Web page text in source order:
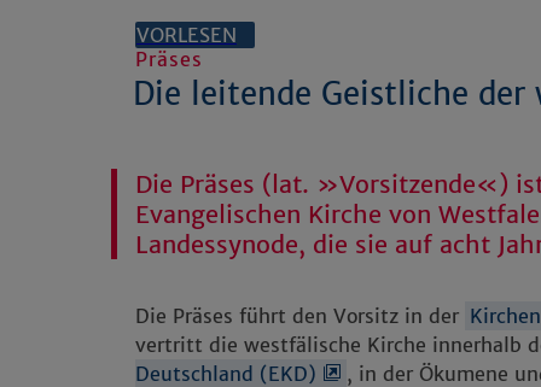
VORLESEN
Präses
Die leitende Geistliche der
Die Präses (lat. »Vorsitzende«)
Evangelischen Kirche von
Landessynode, die sie auf acht
Die Präses führt den Vorsitz in der
vertritt die westfälische Kirche innerhalb
Deutschland (EKD)
, in der Ökumene